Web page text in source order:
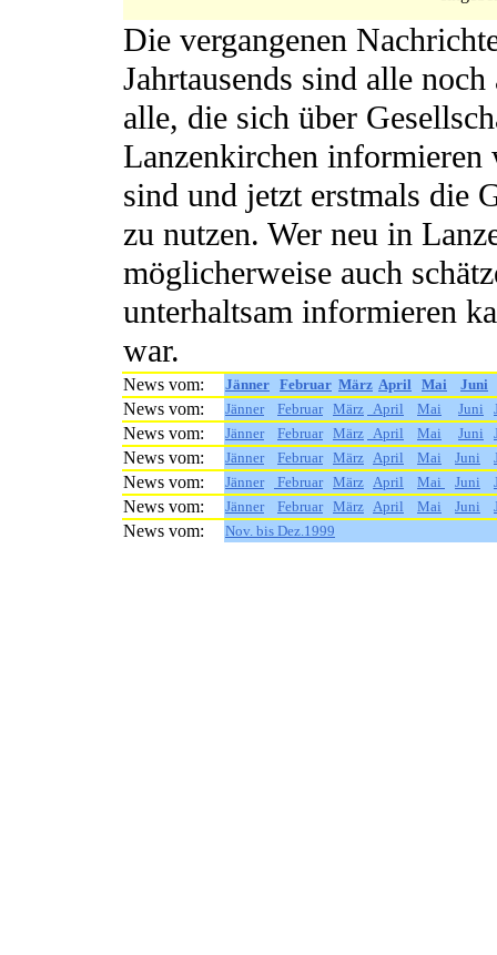
Die vergangenen
Jahrtausends sind alle
alle, die sich über
Lanzenkirchen
sind und jetzt erstmals die
zu nutzen. Wer neu in
möglicherweise auch
unterhaltsam informieren
war.
News vom: Jänner Februar März April Mai Juni
News vom: Jänner Februar März April Mai Juni
News vom: Jänner Februar März April Mai Juni
News vom: Jänner Februar März April Mai Juni
News vom: Jänner Februar März April Mai Juni
News vom: Jänner Februar März April Mai Juni
News vom: Nov. bis Dez.1999